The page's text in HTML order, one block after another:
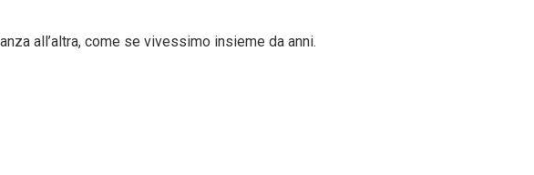
all’altra, come se vivessimo insieme da anni.